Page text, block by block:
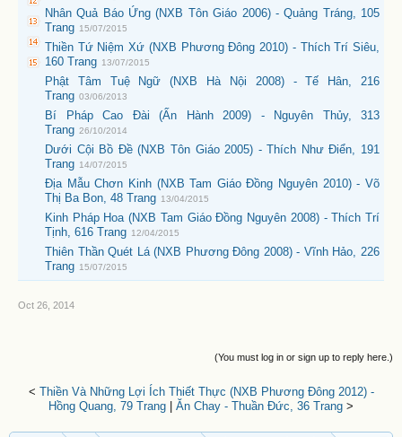
Nhân Quả Báo Ứng (NXB Tôn Giáo 2006) - Quảng Tráng, 105
Trang 15/07/2015
Thiền Tứ Niệm Xứ (NXB Phương Đông 2010) - Thích Trí Siêu,
160 Trang 13/07/2015
Phật Tâm Tuệ Ngữ (NXB Hà Nội 2008) - Tế Hân, 216
Trang 03/06/2013
Bí Pháp Cao Đài (Ấn Hành 2009) - Nguyên Thủy, 313
Trang 26/10/2014
Dưới Cội Bồ Đề (NXB Tôn Giáo 2005) - Thích Như Điển, 191
Trang 14/07/2015
Địa Mẫu Chơn Kinh (NXB Tam Giáo Đồng Nguyên 2010) - Võ
Thị Ba Bon, 48 Trang 13/04/2015
Kinh Pháp Hoa (NXB Tam Giáo Đồng Nguyên 2008) - Thích Trí
Tịnh, 616 Trang 12/04/2015
Thiên Thần Quét Lá (NXB Phương Đông 2008) - Vĩnh Hảo, 226
Trang 15/07/2015
Oct 26, 2014
(You must log in or sign up to reply here.)
< Thiền Và Những Lợi Ích Thiết Thực (NXB Phương Đông 2012) -
Hồng Quang, 79 Trang
Ăn Chay - Thuần Đức, 36 Trang >